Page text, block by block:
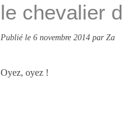
le chevalier
Publié le 6 novembre 2014 par Za
Oyez, oyez !